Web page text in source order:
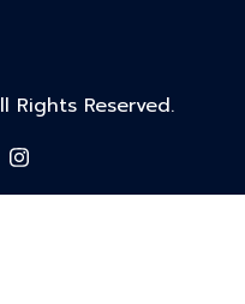
Rights Reserved.